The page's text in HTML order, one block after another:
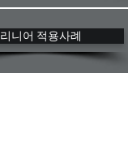
리니어 적용사례